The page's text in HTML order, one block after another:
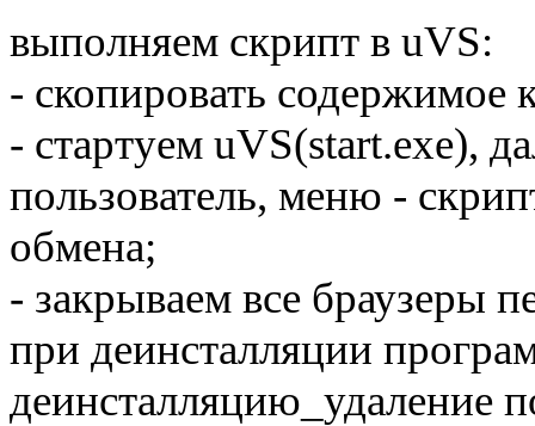
выполняем скрипт в uVS:
- скопировать содержимое
- стартуем uVS(start.exe),
пользователь, меню -
обмена;
- закрываем все браузеры
при деинсталляции
деинсталляцию_удаление